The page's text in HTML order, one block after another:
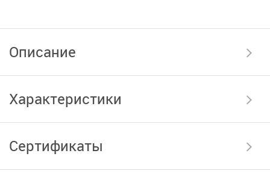
Описание
Характеристики
Сертификаты